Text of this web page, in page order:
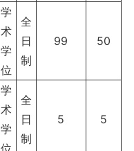
学
术
学
位
全
日
制
99 50
学
术
学
全
日
制
5 5